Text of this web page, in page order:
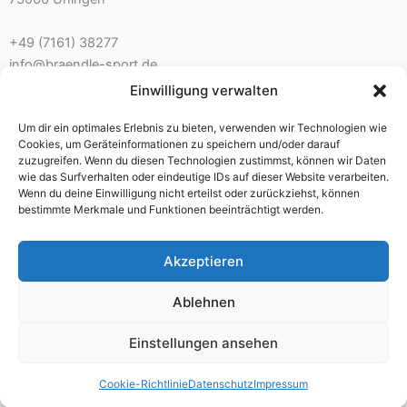
Einwilligung verwalten
Um dir ein optimales Erlebnis zu bieten, verwenden wir Technologien wie
Cookies, um Geräteinformationen zu speichern und/oder darauf
zuzugreifen. Wenn du diesen Technologien zustimmst, können wir Daten
wie das Surfverhalten oder eindeutige IDs auf dieser Website verarbeiten.
Wenn du deine Einwilligung nicht erteilst oder zurückziehst, können
bestimmte Merkmale und Funktionen beeinträchtigt werden.
Akzeptieren
Ablehnen
Einstellungen ansehen
Cookie-RichtlinieDatenschutzImpressum
+49 (7161) 38277
info@braendle-sport.de
Mo. 10.00 – 12.30 Uhr 14.00 – 18.00 Uhr
Di./Mi. geschlossen – nur mit Beratungstermin
Do./Fr. 10.00 – 12.30 Uhr 14.00 – 18.00 Uhr
Sa. 9.30 – 13.00 Uhr
Impressum
Widerrufsbelehrung
Zahlungsarten